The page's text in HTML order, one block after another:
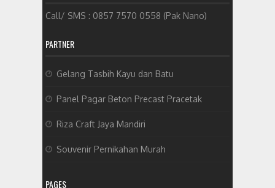
Call/ SMS : 0857 7570 0558 (Pak Nano)
PARTNER
Gelang Tasbih Kayu dan Batu
Panel Pagar Beton Precast Pracetak
Riza Craft Jaya Mandiri
Souvenir Pernikahan Murah
PAGES